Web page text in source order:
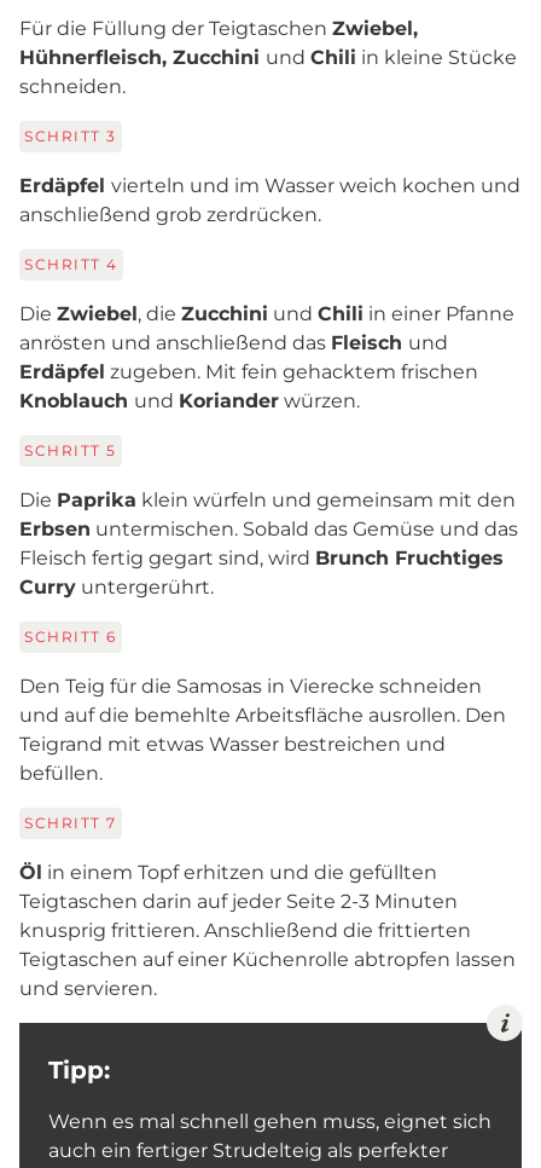
Für die Füllung der Teigtaschen Zwiebel,
Hühnerfleisch, Zucchini und Chili in kleine Stücke
schneiden.
SCHRITT 3
Erdäpfel vierteln und im Wasser weich kochen und
anschließend grob zerdrücken.
SCHRITT 4
Die Zwiebel, die Zucchini und Chili in einer Pfanne
anrösten und anschließend das Fleisch und
Erdäpfel zugeben. Mit fein gehacktem frischen
Knoblauch und Koriander würzen.
SCHRITT 5
Die Paprika klein würfeln und gemeinsam mit den
Erbsen untermischen. Sobald das Gemüse und das
Fleisch fertig gegart sind, wird Brunch Fruchtiges
Curry untergerührt.
SCHRITT 6
Den Teig für die Samosas in Vierecke schneiden
und auf die bemehlte Arbeitsfläche ausrollen. Den
Teigrand mit etwas Wasser bestreichen und
befüllen.
SCHRITT 7
Öl in einem Topf erhitzen und die gefüllten
Teigtaschen darin auf jeder Seite 2-3 Minuten
knusprig frittieren. Anschließend die frittierten
Teigtaschen auf einer Küchenrolle abtropfen lassen
und servieren.
Tipp:
Wenn es mal schnell gehen muss, eignet sich
auch ein fertiger Strudelteig als perfekter